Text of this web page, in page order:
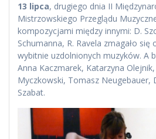
13 lipca, drugiego dnia II
Mistrzowskiego Przeglądu
kompozycjami między innymi: D.
Schumanna, R. Ravela zmagało się
wybitnie uzdolnionych muzyków. A
Anna Kaczmarek, Katarzyna
Myczkowski, Tomasz Neugebauer,
Szabat.